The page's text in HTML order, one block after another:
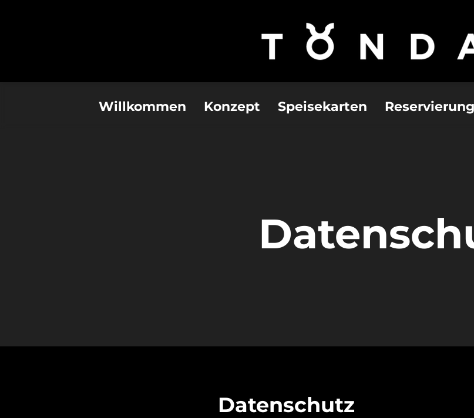
Willkommen Konzept Speisekarten Reservierung
Datenschutz